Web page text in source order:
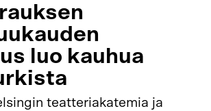
luo kauhua
teatteriakatemia ja